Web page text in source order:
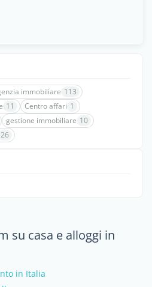
immobiliare 113
11 Centro affari 1
gestione immobiliare 10
26
su casa e alloggi in
in Italia